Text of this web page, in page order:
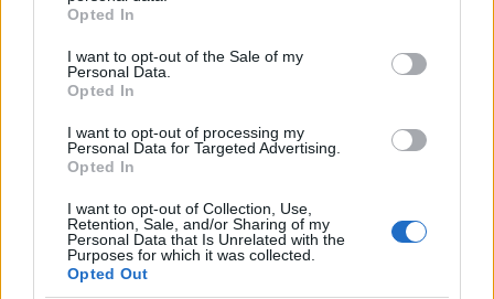
use your data for below specified purposes in below Google
consent section.
Opted In
I want to opt-out of the Sale of my
Personal Data.
Opted In
I want to opt-out of processing my
Personal Data for Targeted Advertising.
Opted In
I want to opt-out of Collection, Use,
Retention, Sale, and/or Sharing of my
Personal Data that Is Unrelated with the
Purposes for which it was collected.
Opted Out